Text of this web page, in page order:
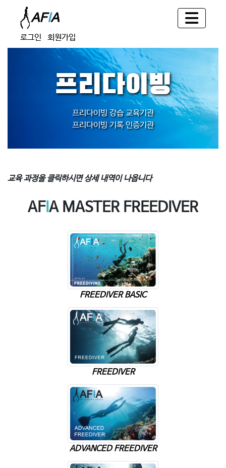
로그인 회원가입
프리다이빙
프리다이빙 강습 교육기관
프리다이빙 기록 인증기관
교육 과정을 클릭하시면 상세 내역이 나옵니다
AFIA MASTER FREEDIVER
FREEDIVER BASIC
FREEDIVER
ADVANCED FREEDIVER